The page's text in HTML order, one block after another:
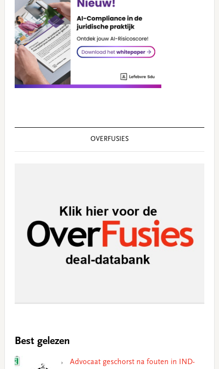
OVERFUSIES
Best gelezen
Advocaat geschorst na fouten in IND-